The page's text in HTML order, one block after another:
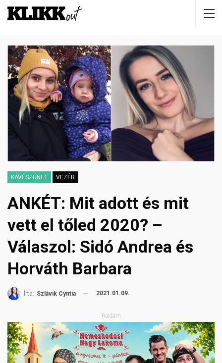
KÁVÉSZÜNET VEZÉR
ANKÉT: Mit adott és mit
vett el tőled 2020? –
Válaszol: Sidó Andrea és
Horváth Barbara
Írta: Szlávik Cyntia 2021.01.09.
Reklám